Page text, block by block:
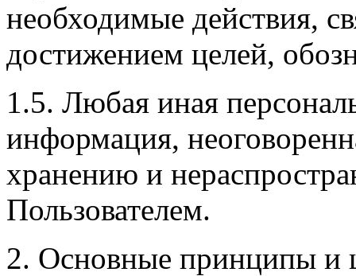
необходимые действия,
достижением целей,
1.5. Любая иная
информация,
хранению и
Пользователем.
2. Основные принципы и